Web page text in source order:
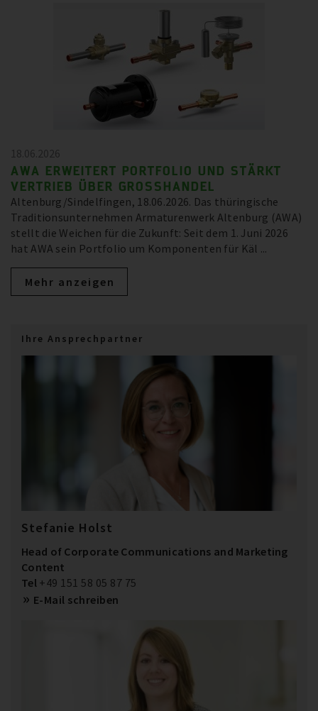
Ihre Ansprechpartner
Stefanie Holst
Head of Corporate Communications and Marketing
Content
Tel +49 151 58 05 87 75
E-Mail schreiben
18.06.2026
AWA ERWEITERT PORTFOLIO UND STÄRKT
VERTRIEB ÜBER GROSSHANDEL
Altenburg/Sindelfingen, 18.06.2026. Das thüringische
Traditionsunternehmen Armaturenwerk Altenburg (AWA)
stellt die Weichen für die Zukunft: Seit dem 1. Juni 2026
hat AWA sein Portfolio um Komponenten für Käl ...
Mehr anzeigen